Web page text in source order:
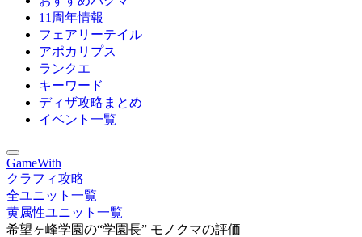
11周年情報
フェアリーテイル
アポカリプス
ランクエ
キーワード
ディザ攻略まとめ
イベント一覧
GameWith
クラフィ攻略
全ユニット一覧
黄属性ユニット一覧
希望ヶ峰学園の“学園長” モノクマの評価